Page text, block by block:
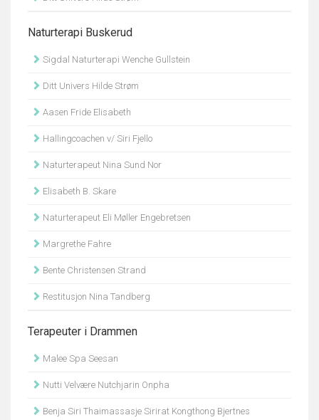
Naturterapi Buskerud
Sigdal Naturterapi Wenche Gullstein
Ditt Univers Hilde Strøm
Aasen Fride Elisabeth
Hallingcoachen v/ Siri Fjello
Naturterapeut Nina Sund Nor
Elisabeth B. Skare
Naturterapeut Eli Møller Engebretsen
Margrethe Fahre
Bente Christensen Strand
Restitusjon Nina Tandberg
Terapeuter i Drammen
Malee Spa Seesan
Nutti Velvære Nutchjarin Onpha
Benja Siri Thaimassasje Sirirat Kongthong Bjertnes